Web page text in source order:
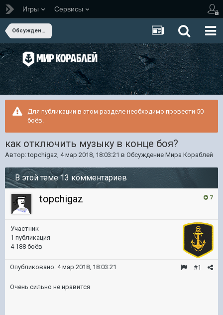
Игры Сервисы
Обсуждение Мира Кораблей
Для публикации в этом разделе необходимо провести 50
боёв.
как отключить музыку в конце боя?
Автор:topchigaz, 4 мар 2018, 18:03:21 в Обсуждение Мира Кораблей
В этой теме 13 комментариев
7
topchigaz
Участник
1 публикация
4 188 боёв
#1
Опубликовано: 4 мар 2018, 18:03:21
Очень сильно не нравится